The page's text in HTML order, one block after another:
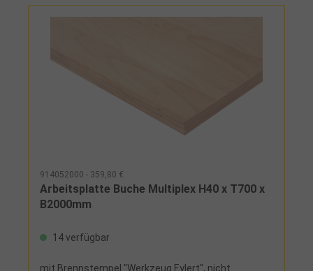
914052000 - 359,80 €
Arbeitsplatte Buche Multiplex H40 x T700 x
B2000mm
14 verfügbar
mit Brennstempel "Werkzeug Eylert", nicht